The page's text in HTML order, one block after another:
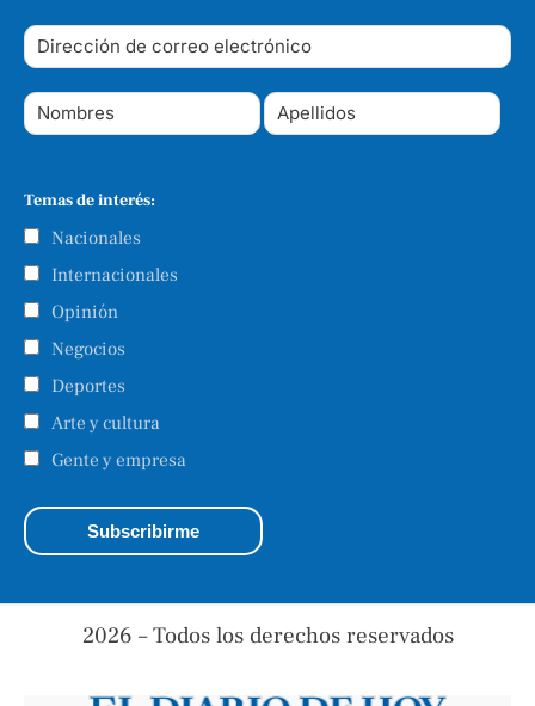
Temas de interés:
Nacionales
Internacionales
Opinión
Negocios
Deportes
Arte y cultura
Gente y empresa
2026 – Todos los derechos reservados